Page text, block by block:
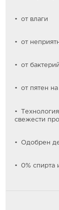
от влаги
от
от бактерий
от пятен
свежести
Одобрен
0% спирта